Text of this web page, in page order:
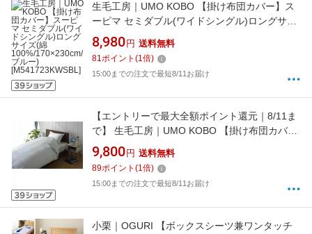
生毛工房｜UMO KOBO 【掛け布団カバー】ス
ーピマ セミダブル(ワイドシングル)ロングサイ
ズ(綿100%/170×230cm/ブルー)
[M541723KWSBL]
8,980 円 送料無料
81ポイント (1倍)
15:00までの注文で最短8/11お届け
【エントリーで最大全額ポイント還元｜8/11ま
で】 生毛工房｜UMO KOBO 【掛け布団カバ
ー】80サテン シングルサイズ(綿
100%/150×210cm/ブルー)[UMK13KSBL]
9,800 円 送料無料
89ポイント (1倍)
15:00までの注文で最短8/11お届け
小栗｜OGURI 【ボックスシーツ兼ワンタッチ